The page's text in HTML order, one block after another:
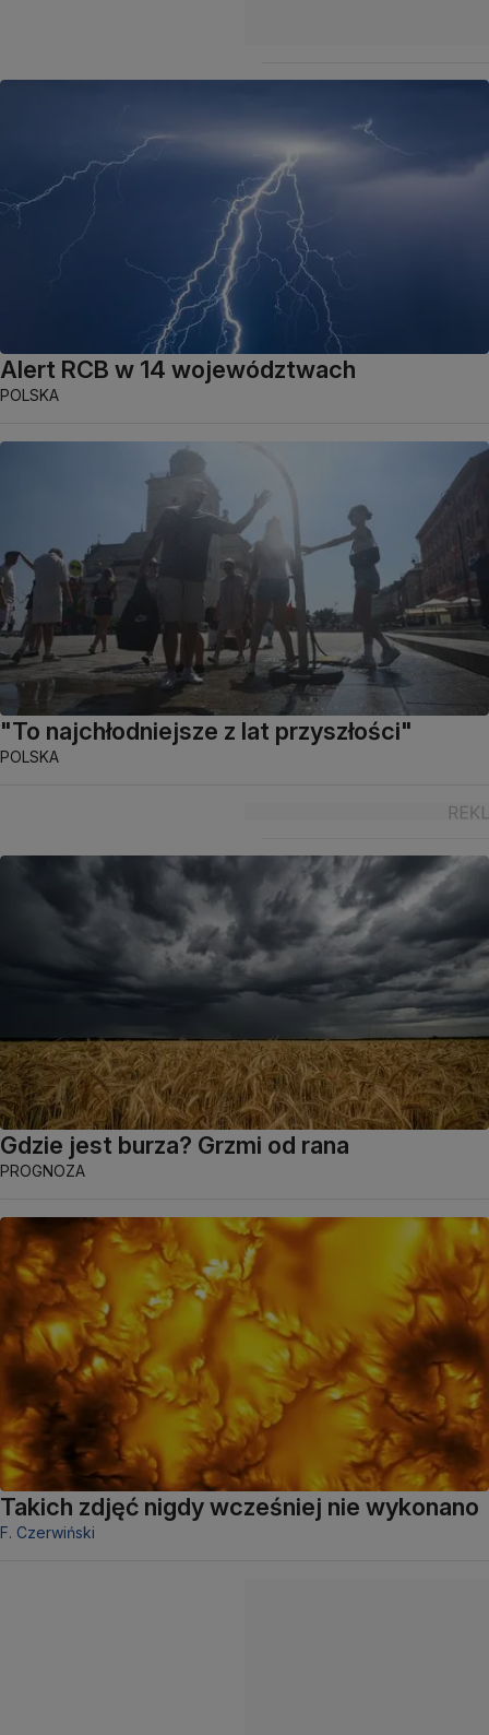
Alert RCB w 14 województwach
POLSKA
"To najchłodniejsze z lat przyszłości"
POLSKA
Gdzie jest burza? Grzmi od rana
PROGNOZA
Takich zdjęć nigdy wcześniej nie wykonano
F. Czerwiński